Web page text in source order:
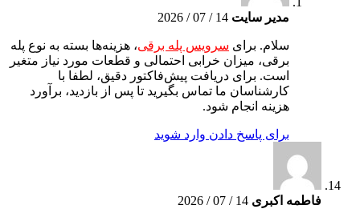
مدیر سایت 14 / 07 / 2026
سلام. برای سرویس پله برقی، هزینه‌ها بسته به نوع پله
برقی، میزان خرابی احتمالی و قطعات مورد نیاز متغیر
است. برای دریافت پیش‌فاکتور دقیق، لطفا با
کارشناسان ما تماس بگیرید تا پس از بازدید، برآورد
هزینه انجام شود.
برای پاسخ دادن وارد شوید
فاطمه اکبری 14 / 07 / 2026